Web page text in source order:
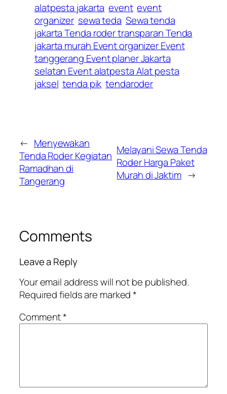
alatpesta jakarta event event
organizer sewa teda Sewa tenda
jakarta Tenda roder transparan Tenda
jakarta murah Event organizer Event
tanggerang Event planer Jakarta
selatan Event alatpesta Alat pesta
jaksel tenda pik tendaroder
← Menyewakan
Tenda Roder Kegiatan
Ramadhan di
Tangerang
Melayani Sewa Tenda
Roder Harga Paket
Murah di Jaktim →
Comments
Leave a Reply
Your email address will not be published.
Required fields are marked*
Comment*